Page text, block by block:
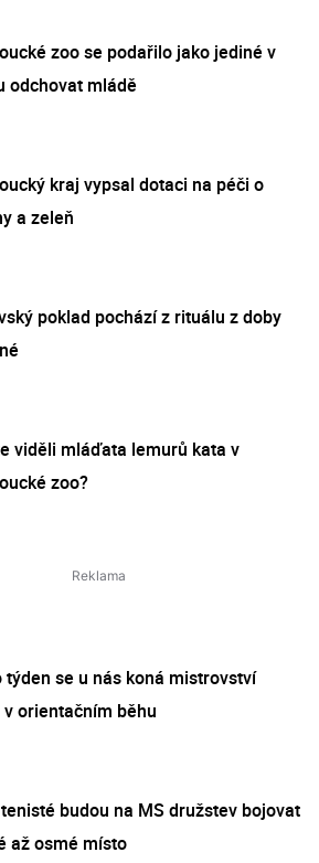
zoo se podařilo jako jediné v
odchovat mládě
kraj vypsal dotaci na péči o
a zeleň
poklad pochází z rituálu z doby
viděli mláďata lemurů kata v
zoo?
týden se u nás koná mistrovství
orientačním běhu
budou na MS družstev bojovat
až osmé místo